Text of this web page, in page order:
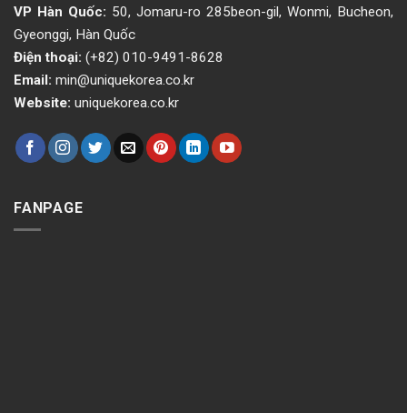
VP Hàn Quốc: 50, Jomaru-ro 285beon-gil, Wonmi, Bucheon,
Gyeonggi, Hàn Quốc
Điện thoại: (+82) 010-9491-8628
Email: min@uniquekorea.co.kr
Website: uniquekorea.co.kr
FANPAGE